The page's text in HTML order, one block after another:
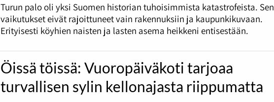
Turun palo oli yksi Suomen historian tuhoisimmista katastrofeista. Sen
vaikutukset eivät rajoittuneet vain rakennuksiin ja kaupunkikuvaan.
Erityisesti köyhien naisten ja lasten asema heikkeni entisestään.
Öissä töissä: Vuoropäiväkoti tarjoaa
turvallisen sylin kellonajasta riippumatta